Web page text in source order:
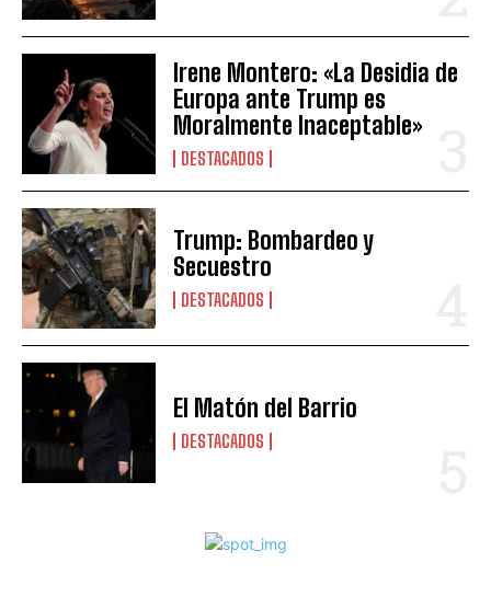
Irene Montero: «La Desidia de
Europa ante Trump es
Moralmente Inaceptable»
DESTACADOS
Trump: Bombardeo y
Secuestro
DESTACADOS
El Matón del Barrio
DESTACADOS